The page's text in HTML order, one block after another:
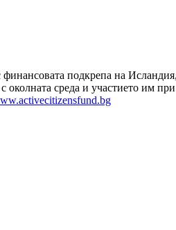
финансовата подкрепа на
среда и участието им